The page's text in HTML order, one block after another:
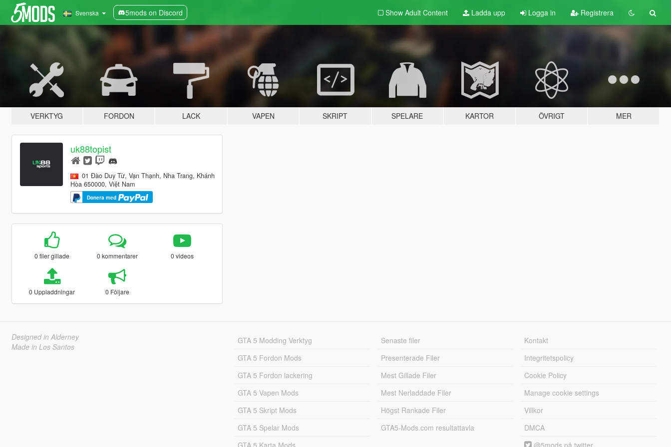
Svenska 5mods on Discord Show Adult Content Ladda upp Logga in Registrera
VERKTYG FORDON LACK VAPEN SKRIPT SPELARE KARTOR ÖVRIGT MER
uk88topist
01 Đào Duy Từ, Vạn Thạnh, Nha Trang, Khánh
Hòa 650000, Việt Nam
Donera med
0 filer gillade 0 kommentarer 0 videos
0 Uppladdningar 0 Följare
Designed in Alderney
Made in Los Santos
GTA 5 Modding Verktyg
GTA 5 Fordon Mods
GTA 5 Fordon lackering
GTA 5 Vapen Mods
GTA 5 Skript Mods
GTA 5 Spelar Mods
GTA 5 Karta Mods
Senaste filer
Presenterade Filer
Mest Gillade Filer
Mest Nerladdade Filer
Högst Rankade Filer
GTA5-Mods.com resultattavla
Kontakt
Integritetspolicy
Cookie Policy
Manage cookie settings
Villkor
DMCA
@5mods på twitter